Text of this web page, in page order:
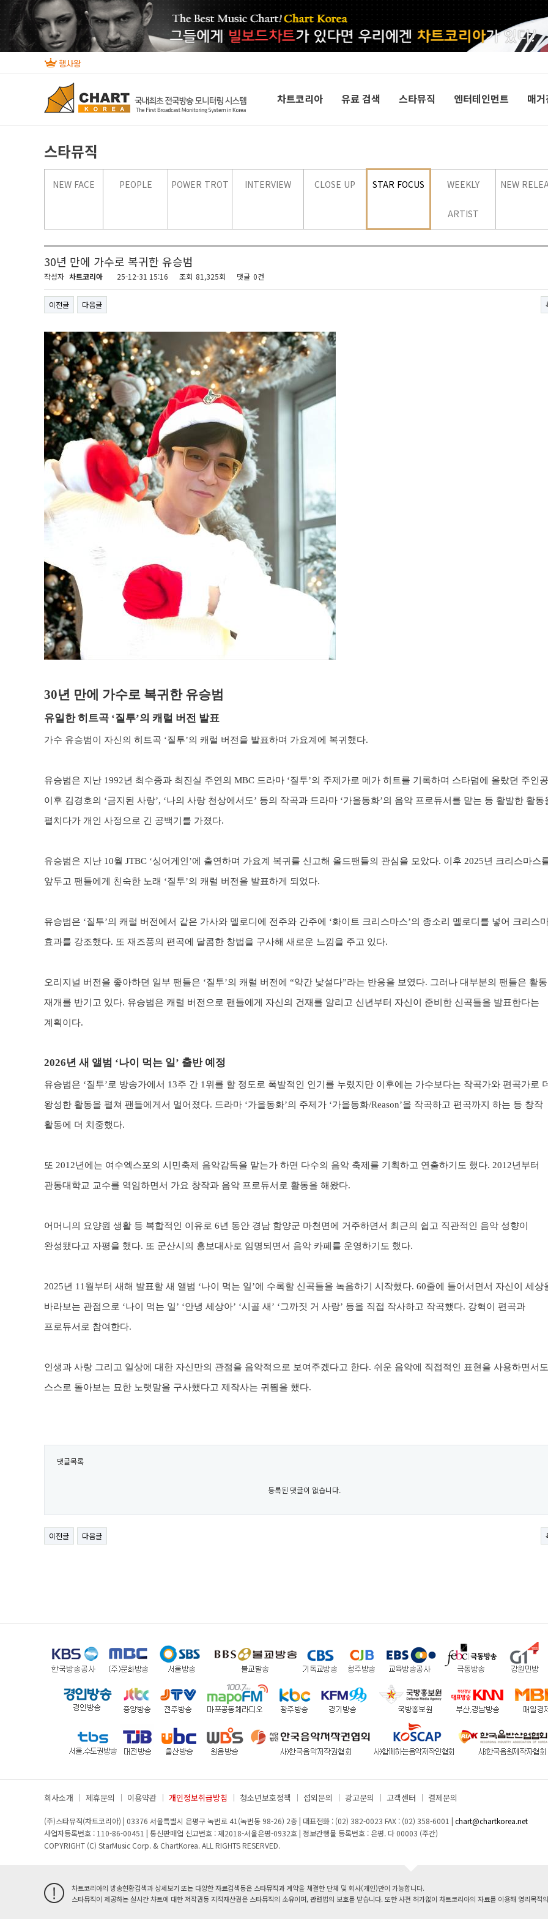
차트코리아 유료 검색 스타뮤직 엔터테인먼트 매
스타뮤직
NEW FACE PEOPLE POWER TROT INTERVIEW CLOSE UP STAR FOCUS WEEKLY
ARTIST
NEW
30년 만에 가수로 복귀한 유승범
작성자 차트코리아 25-12-31 15:16 조회 81,325회 댓글 0건
이전글 다음글
30년 만에 가수로 복귀한 유승범
유일한 히트곡 ‘질투’의 캐럴 버전 발표
가수 유승범이 자신의 히트곡 ‘질투’의 캐럴 버전을 발표하며 가요계에 복귀했다.
유승범은 지난 1992년 최수종과 최진실 주연의 MBC 드라마 ‘질투’의 주제가로 메가 히트를 기록하며 스타덤에 올랐던 주인공
이후 김경호의 ‘금지된 사랑’, ‘나의 사랑 천상에서도’ 등의 작곡과 드라마 ‘가을동화’의 음악 프로듀서를 맡는 등 활발한 활동
펼치다가 개인 사정으로 긴 공백기를 가졌다.
유승범은 지난 10월 JTBC ‘싱어게인 ’에 출연하며 가요계 복귀를 신고해 올드팬들의 관심을 모았다. 이후 2025년 크리스마스
앞두고 팬들에게 친숙한 노래 ‘질투’의 캐럴 버전을 발표하게 되었다.
유승범은 ‘질투’의 캐럴 버전에서 같은 가사와 멜로디에 전주와 간주에 ‘화이트 크리스마스’의 종소리 멜로디를 넣어 크리스
효과를 강조했다. 또 재즈풍의 편곡에 달콤한 창법을 구사해 새로운 느낌을 주고 있다.
오리지널 버전을 좋아하던 일부 팬들은 ‘질투’의 캐럴 버전에 “약간 낯설다”라는 반응을 보였다. 그러나 대부분의 팬들은 활동
재개를 반기고 있다. 유승범은 캐럴 버전으로 팬들에게 자신의 건재를 알리고 신년부터 자신이 준비한 신곡들을 발표한다는
계획이다.
2026년 새 앨범 ‘나이 먹는 일’ 출반 예정
유승범은 ‘질투’로 방송가에서 13주 간 1 위를 할 정도로 폭발적인 인기를 누렸지만 이후에는 가수보다는 작곡가와 편곡가로
왕성한 활동을 펼쳐 팬들에게서 멀어졌다. 드라마 ‘가을동화’의 주제가 ‘가을동화/Reason’을 작곡하고 편곡까지 하는 등 창작
활동에 더 치중했다.
또 2012년에는 여수엑스포의 시민축제 음악감독을 맡는가 하면 다수의 음악 축제를 기획하고 연출하기도 했다. 2012년부터
관동대학교 교수를 역임하면서 가요 창작과 음악 프로듀서로 활동을 해왔다.
어머니의 요양원 생활 등 복합적인 이유로 6년 동안 경남 함양군 마천면에 거주하면서 최근의 쉽고 직관적인 음악 성향이
완성됐다고 자평을 했다. 또 군산시의 홍보대사로 임명되면서 음악 카페를 운영하기도 했다.
2025년 11 월부터 새해 발표할 새 앨범 ‘나이 먹는 일’에 수록할 신곡들을 녹음하기 시작했다. 60줄에 들어서면서 자신이 세상
바라보는 관점으로 ‘나이 먹는 일’ ‘안녕 세상아’ ‘시골 새 ’ ‘그까짓 거 사랑’ 등을 직접 작사하고 작곡했다. 강혁이 편곡과
프로듀서로 참여한다.
인생과 사랑 그리고 일상에 대한 자신만의 관점을 음악적으로 보여주겠다고 한다. 쉬운 음악에 직접적인 표현을 사용하면서도
스스로 돌아보는 묘한 노랫말을 구사했다고 제작사는 귀띔을 했다.
댓글목록
등록된 댓글이 없습니다.
이전글 다음글
회사소개 제휴문의 이용약관 개인정보취급방침 청소년보호정책 섭외문의 광고문의 고객센터 결제문의
(주)스타뮤직(차트코리아) | 03376 서울특별시 은평구 녹번로 41(녹번동 98-26) 2층| 대표전화 : (02) 382-0023 FAX : (02) 358-6001 | chart@chartkorea.net
사업자등록번호 : 110-86-00451 | 통신판매업 신고번호 : 제2018-서울은평-0932호| 정보간행물 등록번호 : 은평. 다 00003 (주간)
COPYRIGHT (C) StarMusic Corp. & ChartKorea. ALL RIGHTS RESERVED.
차트코리아의 방송현황검색과 상세보기 또는 다양한 자료검색등은 스타뮤직과 계약을 체결한 단체 및 회사(개인)만이 가능합니다.
스타뮤직이 제공하는 실시간 챠트에 대한 저작권등 지적재산권은 스타뮤직의 소유이며, 관련법의 보호를 받습니다. 또한 사전 허가없이 차트코리아의 자료를 이용해 영리목적